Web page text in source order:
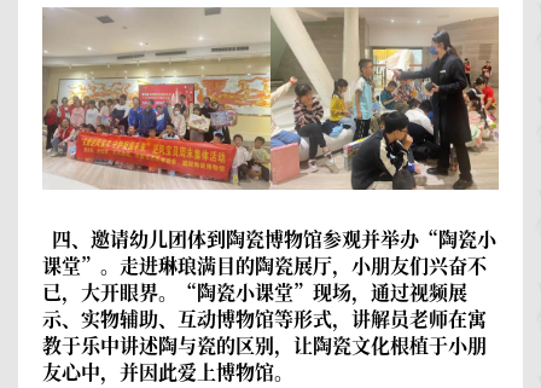
四、邀请幼儿团体到陶瓷博物馆参观并举办“陶瓷小
课堂”。 走进琳琅满目的陶瓷展厅，小朋友们兴奋不
已，大开眼界。“陶瓷小课堂”现场，通过视频展
示、实物辅助、互动博物馆等形式，讲解员老师在寓
教于乐中讲述陶与瓷的区别，让陶瓷文化根植于小朋
友心中，并因此爱上博物馆。